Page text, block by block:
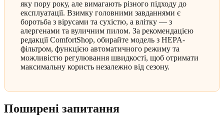
яку пору року, але вимагають різного підходу до
експлуатації. Взимку головними завданнями є
боротьба з вірусами та сухістю, а влітку — з
алергенами та вуличним пилом. За рекомендацією
редакції ComfortShop, обирайте модель з HEPA-
фільтром, функцією автоматичного режиму та
можливістю регулювання швидкості, щоб отримати
максимальну користь незалежно від сезону.
Поширені запитання